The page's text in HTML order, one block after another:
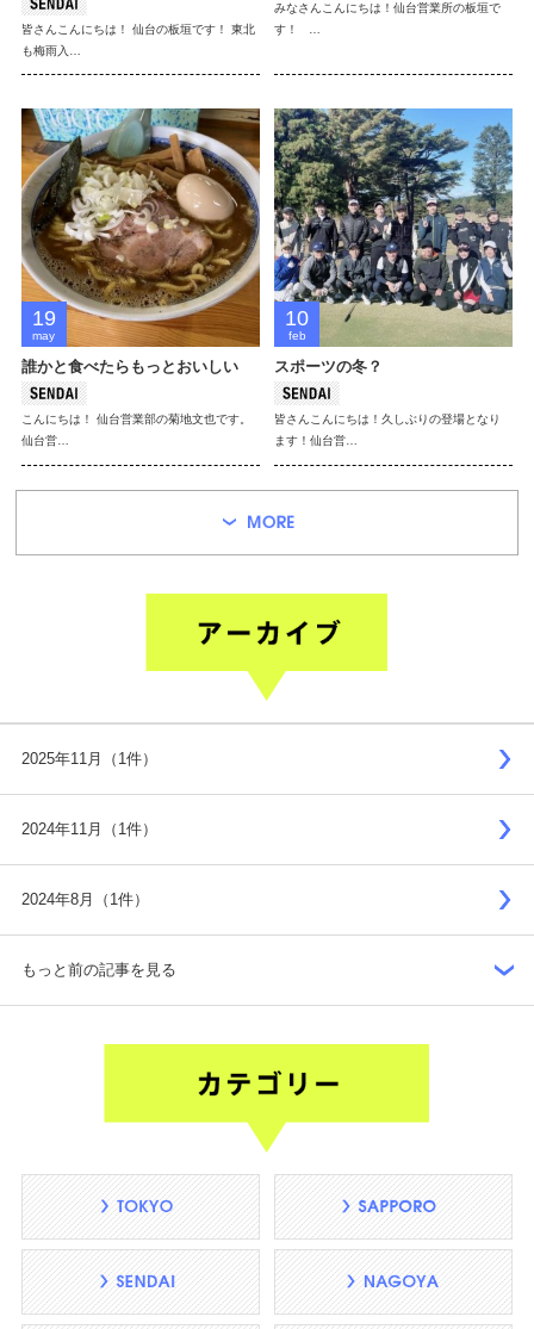
皆さんこんにちは！ 仙台の板垣です！ 東北
も梅雨入…
みなさんこんにちは！仙台営業所の板垣で
す！ …
19
may
誰かと食べたらもっとおいしい
こんにちは！ 仙台営業部の菊地文也です。
仙台営…
10
feb
スポーツの冬？
皆さんこんにちは！久しぶりの登場となり
ます！仙台営…
2025年11月（1件）
2024年11月（1件）
2024年8月（1件）
もっと前の記事を見る